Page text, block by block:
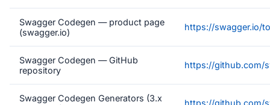
Swagger Codegen — product page
(swagger.io)
https://swagger.io/
Swagger Codegen — GitHub
repository
https://github.com/
Swagger Codegen Generators (3.x
https://github.com/